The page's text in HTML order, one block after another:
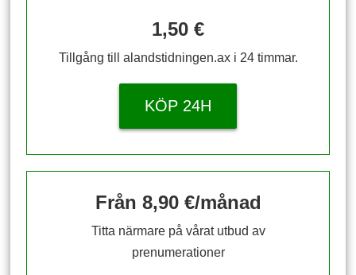
1,50 €
Tillgång till alandstidningen.ax i 24 timmar.
KÖP 24H
Från 8,90 €/månad
Titta närmare på vårat utbud av
prenumerationer